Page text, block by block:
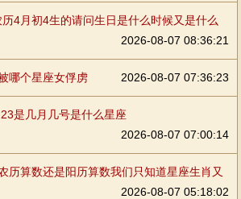
4月初4生的请问生日是什么时候又是什么
2026-08-07 08:36:21
哪个星座女俘虏 2026-08-07 07:36:23
是几月几号是什么星座
2026-08-07 07:00:14
历算数还是阳历算数我们只知道星座生肖又
2026-08-07 05:18:02